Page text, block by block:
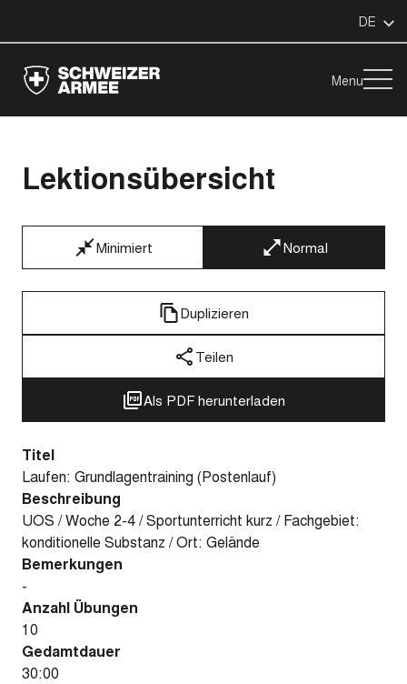
DE
Menu
Lektionsübersicht
Minimiert Normal
Duplizieren
Teilen
Als PDF herunterladen
Titel
Laufen: Grundlagentraining (Postenlauf)
Beschreibung
UOS / Woche 2-4 / Sportunterricht kurz / Fachgebiet:
konditionelle Substanz / Ort: Gelände
Bemerkungen
-
Anzahl Übungen
10
Gedamtdauer
30:00